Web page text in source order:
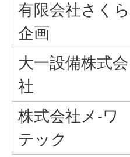
有限会社さくら
企画
大一設備株式会
社
株式会社メ-ワ
テック